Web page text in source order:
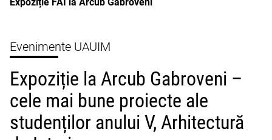
Evenimente UAUIM
Expoziție la Arcub Gabroveni –
cele mai bune proiecte ale
studenților anului V, Arhitectură